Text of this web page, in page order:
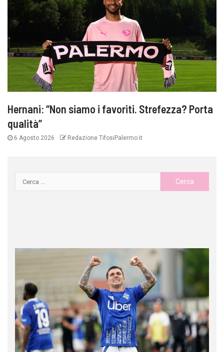
Hernani: “Non siamo i favoriti. Strefezza? Porta
qualità”
6 Agosto 2026 Redazione TifosiPalermo.it